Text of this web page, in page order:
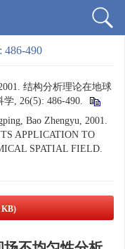
486-490
结构分析理论在地球
, 26(5): 486-490.
Bao Zhengyu, 2001.
APPLICATION TO
SPATIAL FIELD.
KB)